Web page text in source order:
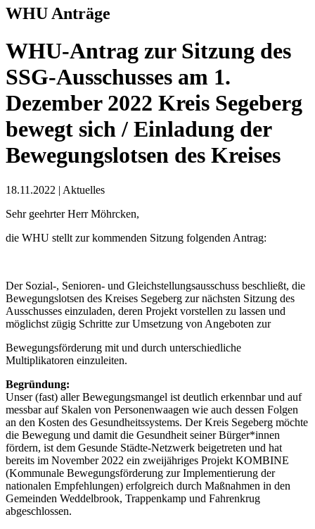
WHU Anträge
WHU-Antrag zur Sitzung des
SSG-Ausschusses am 1.
Dezember 2022 Kreis Segeberg
bewegt sich / Einladung der
Bewegungslotsen des Kreises
18.11.2022 | Aktuelles
Sehr geehrter Herr Möhrcken,
die WHU stellt zur kommenden Sitzung folgenden Antrag:
Der Sozial-, Senioren- und Gleichstellungsausschuss beschließt, die
Bewegungslotsen des Kreises Segeberg zur nächsten Sitzung des
Ausschusses einzuladen, deren Projekt vorstellen zu lassen und
möglichst zügig Schritte zur Umsetzung von Angeboten zur
Bewegungsförderung mit und durch unterschiedliche
Multiplikatoren einzuleiten.
Begründung:
Unser (fast) aller Bewegungsmangel ist deutlich erkennbar und auf
messbar auf Skalen von Personenwaagen wie auch dessen Folgen
an den Kosten des Gesundheitssystems. Der Kreis Segeberg möchte
die Bewegung und damit die Gesundheit seiner Bürger*innen
fördern, ist dem Gesunde Städte-Netzwerk beigetreten und hat
bereits im November 2022 ein zweijähriges Projekt KOMBINE
(Kommunale Bewegungsförderung zur Implementierung der
nationalen Empfehlungen) erfolgreich durch Maßnahmen in den
Gemeinden Weddelbrook, Trappenkamp und Fahrenkrug
abgeschlossen.